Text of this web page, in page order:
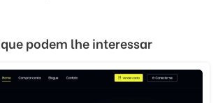
podem lhe interessar